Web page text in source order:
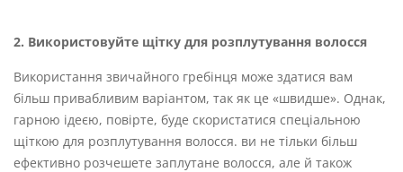
2. Використовуйте щітку для розплутування волосся
Використання звичайного гребінця може здатися вам
більш привабливим варіантом, так як це «швидше». Однак,
гарною ідеєю, повірте, буде скористатися спеціальною
щіткою для розплутування волосся. ви не тільки більш
ефективно розчешете заплутане волосся, але й також